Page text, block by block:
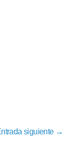
siguiente →